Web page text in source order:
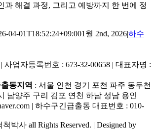
과 해결 과정, 그리고 예방까지 한 번에 정
04-01T18:52:24+09:001월 2nd, 2026|하수
사업자등록번호 : 673-32-00658 | 대표자명 :
동지역 : 서울 인천 경기 포천 파주 동두천
남양주 구리 김포 연천 하남 성남 용인
| 하수구긴급출동 대표번호 : 010-
박사 all Rights Reserved. | Designed by